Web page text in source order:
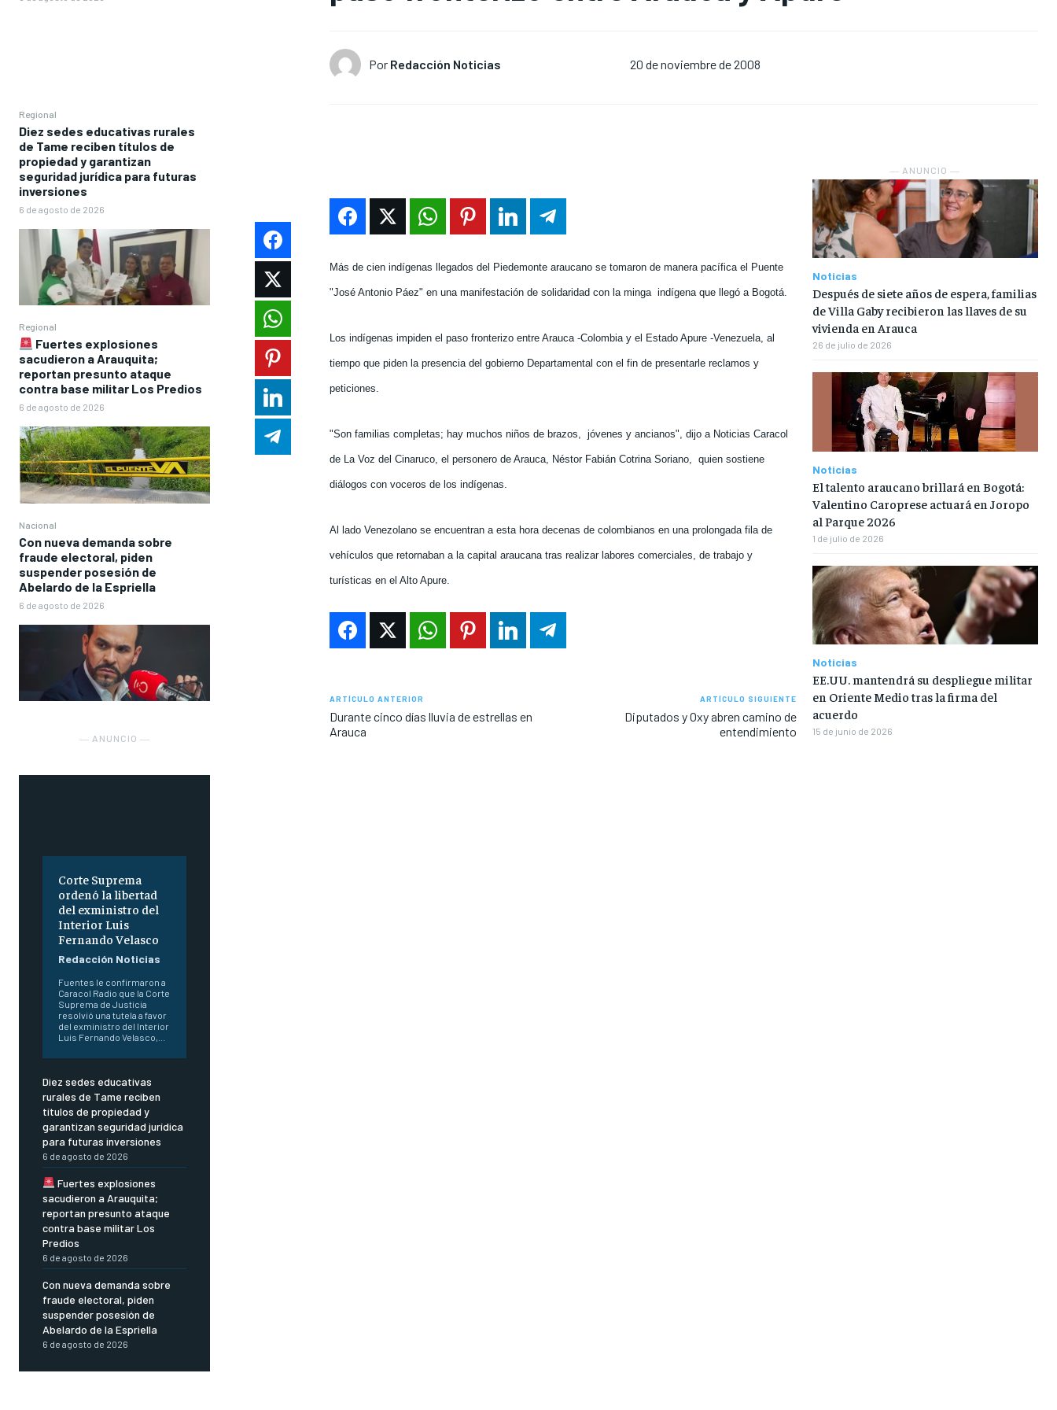
Regional
Diez sedes educativas rurales
de Tame reciben títulos de
propiedad y garantizan
seguridad jurídica para futuras
inversiones
6 de agosto de 2026
Regional
Fuertes explosiones
sacudieron a Arauquita;
reportan presunto ataque
contra base militar Los Predios
6 de agosto de 2026
Nacional
Con nueva demanda sobre
fraude electoral, piden
suspender posesión de
Abelardo de la Espriella
6 de agosto de 2026
― ANUNCIO ―
Corte Suprema
ordenó la libertad
del exministro del
Interior Luis
Fernando Velasco
Redacción Noticias
Fuentes le confirmaron a
Caracol Radio que la Corte
Suprema de Justicia
resolvió una tutela a favor
del exministro del Interior
Luis Fernando Velasco,...
Diez sedes educativas
rurales de Tame reciben
títulos de propiedad y
garantizan seguridad jurídica
para futuras inversiones
6 de agosto de 2026
Fuertes explosiones
sacudieron a Arauquita;
reportan presunto ataque
contra base militar Los
Predios
6 de agosto de 2026
Con nueva demanda sobre
fraude electoral, piden
suspender posesión de
Abelardo de la Espriella
6 de agosto de 2026
Por Redacción Noticias 20 de noviembre de 2008
Más de cien indígenas llegados del Piedemonte araucano se tomaron de manera pacífica el Puente
"José Antonio Páez" en una manifestación de solidaridad con la minga indígena que llegó a Bogotá.
Los indígenas impiden el paso fronterizo entre Arauca -Colombia y el Estado Apure -Venezuela, al
tiempo que piden la presencia del gobierno Departamental con el fin de presentarle reclamos y
peticiones.
"Son familias completas; hay muchos niños de brazos, jóvenes y ancianos", dijo a Noticias Caracol
de La Voz del Cinaruco, el personero de Arauca, Néstor Fabián Cotrina Soriano, quien sostiene
diálogos con voceros de los indígenas.
Al lado Venezolano se encuentran a esta hora decenas de colombianos en una prolongada fila de
vehículos que retornaban a la capital araucana tras realizar labores comerciales, de trabajo y
turísticas en el Alto Apure.
ARTÍCULO ANTERIOR
Durante cinco días lluvia de estrellas en
Arauca
ARTÍCULO SIGUIENTE
Diputados y Oxy abren camino de
entendimiento
― ANUNCIO ―
Noticias
Después de siete años de espera, familias
de Villa Gaby recibieron las llaves de su
vivienda en Arauca
26 de julio de 2026
Noticias
El talento araucano brillará en Bogotá:
Valentino Caroprese actuará en Joropo
al Parque 2026
1 de julio de 2026
Noticias
EE.UU. mantendrá su despliegue militar
en Oriente Medio tras la firma del
acuerdo
15 de junio de 2026